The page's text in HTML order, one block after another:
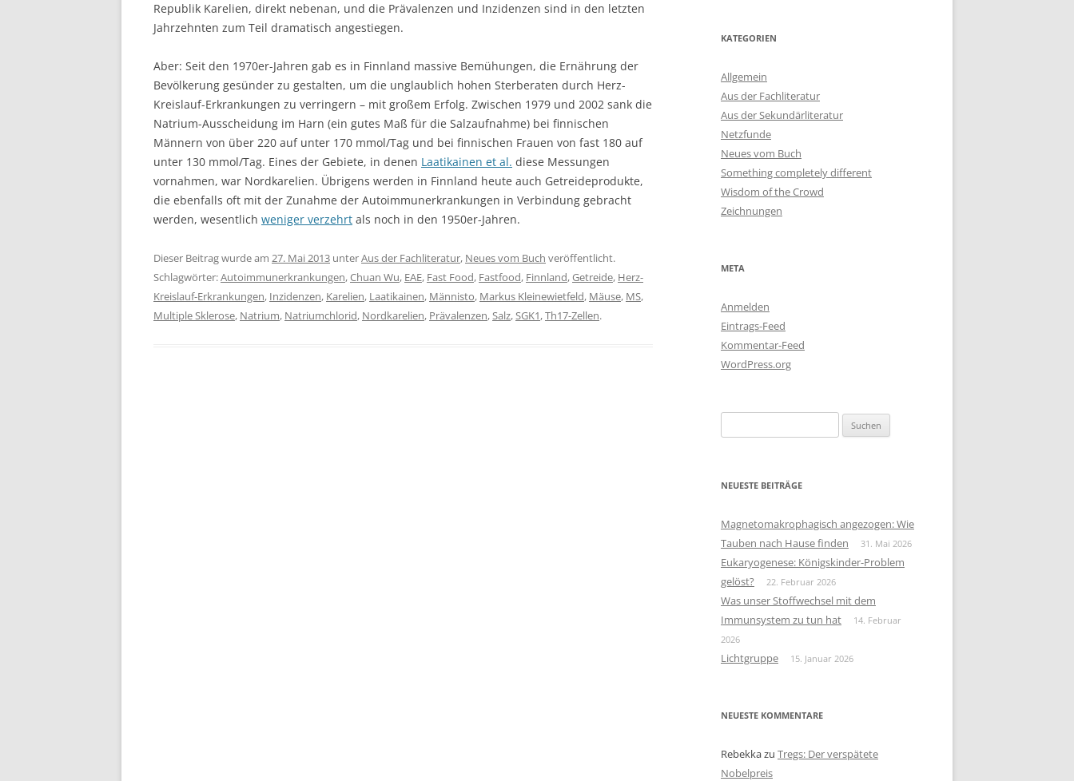
Republik Karelien, direkt nebenan, und die Prävalenzen und Inzidenzen sind in den letzten
Jahrzehnten zum Teil dramatisch angestiegen.
Aber: Seit den 1970er-Jahren gab es in Finnland massive Bemühungen, die Ernährung der
Bevölkerung gesünder zu gestalten, um die unglaublich hohen Sterberaten durch Herz-
Kreislauf-Erkrankungen zu verringern – mit großem Erfolg. Zwischen 1979 und 2002 sank die
Natrium-Ausscheidung im Harn (ein gutes Maß für die Salzaufnahme) bei finnischen
Männern von über 220 auf unter 170 mmol/Tag und bei finnischen Frauen von fast 180 auf
unter 130 mmol/Tag. Eines der Gebiete, in denen Laatikainen et al. diese Messungen
vornahmen, war Nordkarelien. Übrigens werden in Finnland heute auch Getreideprodukte,
die ebenfalls oft mit der Zunahme der Autoimmunerkrankungen in Verbindung gebracht
werden, wesentlich weniger verzehrt als noch in den 1950er-Jahren.
Dieser Beitrag wurde am 27. Mai 2013 unterAus der Fachliteratur, Neues vom Buch veröffentlicht.
Schlagwörter:Autoimmunerkrankungen,Chuan Wu, EAE, Fast Food, Fastfood, Finnland,Getreide, Herz-
Kreislauf-Erkrankungen, Inzidenzen, Karelien, Laatikainen, Männisto, Markus Kleinewietfeld, Mäuse, MS,
Multiple Sklerose, Natrium, Natriumchlorid, Nordkarelien, Prävalenzen,Salz,SGK1,Th17-Zellen.
KATEGORIEN
Allgemein
Aus der Fachliteratur
Aus der Sekundärliteratur
Netzfunde
Neues vom Buch
Something completely different
Wisdom of the Crowd
Zeichnungen
META
Anmelden
Eintrags-Feed
Kommentar-Feed
WordPress.org
nach:
NEUESTE BEITRÄGE
Magnetomakrophagisch angezogen: Wie
Tauben nach Hause finden
31. Mai 2026
Eukaryogenese: Königskinder-Problem
gelöst?
22. Februar 2026
Was unser Stoffwechsel mit dem
Immunsystem zu tun hat
14. Februar
2026
Lichtgruppe 15. Januar 2026
NEUESTE KOMMENTARE
Rebekkazu Tregs: Der verspätete
Nobelpreis